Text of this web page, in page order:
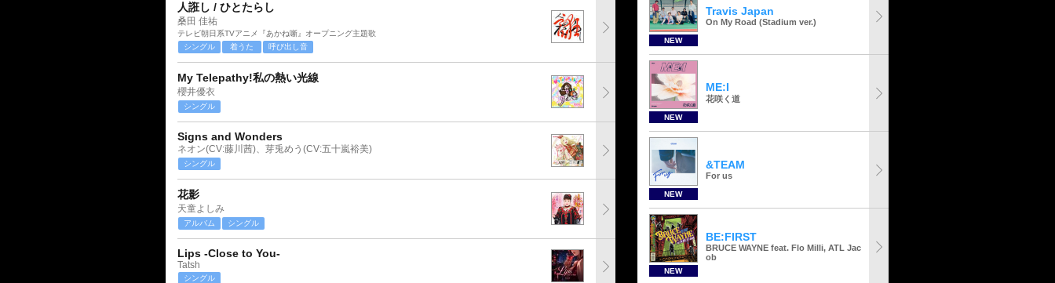
人誑し / ひとたらし
桑田 佳祐
テレビ朝日系TVアニメ『あかね噺』オープニング主題歌
シングル
着うた 呼び出し音
My Telepathy!私の熱い光線
櫻井優衣
シングル
Signs and Wonders
ネオン(CV:藤川茜)、芽兎めう(CV:五十嵐裕美)
シングル
花影
天童よしみ
アルバム シングル
Lips -Close to You-
Tatsh
シングル
NEW
Travis Japan
On My Road (Stadium ver.)
NEW
ME:I
花咲く道
NEW
&TEAM
For us
NEW
BE:FIRST
BRUCE WAYNE feat. Flo Milli, ATL Jac
ob